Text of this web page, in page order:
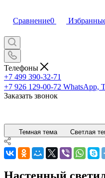
Сравнение0
Телефоны
+7 499 390-32-71
+7 926 129-00-72 WhatsApp,
Заказать звонок
Темная тема Светлая